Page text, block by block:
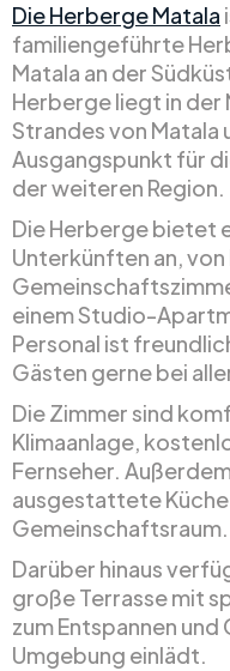
Die Herberge Matala
familiengeführte
Matala an der
Herberge liegt in der
Strandes von Matala
Ausgangspunkt für
der weiteren Region.
Die Herberge bietet
Unterkünften an,
einem Studio-
Personal ist
Gästen gerne bei
Die Zimmer sind
Klimaanlage,
Fernseher.
ausgestattete Küche
Gemeinschaftsraum.
Darüber hinaus
große Terrasse mit
zum Entspannen
Umgebung einlädt.